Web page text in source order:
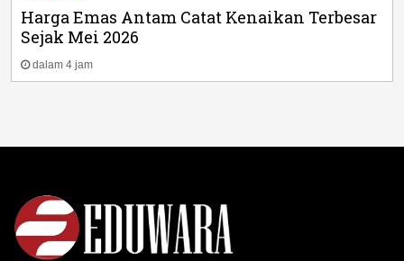
Harga Emas Antam Catat Kenaikan Terbesar
Sejak Mei 2026
dalam 4 jam